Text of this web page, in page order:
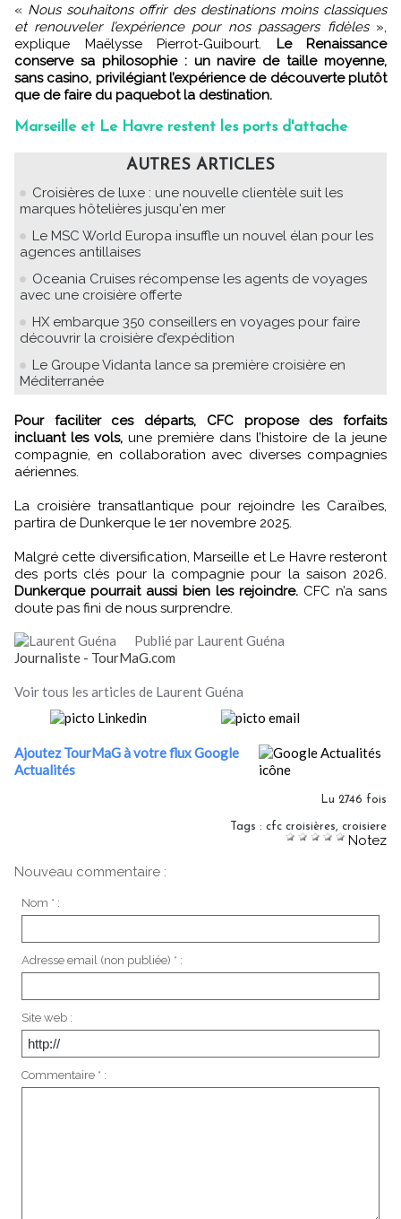
« Nous souhaitons offrir des destinations moins classiques
et renouveler l’expérience pour nos passagers fidèles»,
explique Maëlysse Pierrot-Guibourt. Le Renaissance
conserve sa philosophie : un navire de taille moyenne,
sans casino, privilégiant l’expérience de découverte plutôt
que de faire du paquebot la destination.
Marseille et Le Havre restent les ports d'attache
AUTRES ARTICLES
Croisières de luxe : une nouvelle clientèle suit les
marques hôtelières jusqu'en mer
Le MSC World Europa insuffle un nouvel élan pour les
agences antillaises
Oceania Cruises récompense les agents de voyages
avec une croisière offerte
HX embarque 350 conseillers en voyages pour faire
découvrir la croisière d’expédition
Le Groupe Vidanta lance sa première croisière en
Méditerranée
Pour faciliter ces départs, CFC propose des forfaits
incluant les vols, une première dans l’histoire de la jeune
compagnie, en collaboration avec diverses compagnies
aériennes.
La croisière transatlantique pour rejoindre les Caraïbes,
partira de Dunkerque le 1er novembre 2025.
Malgré cette diversification, Marseille et Le Havre resteront
des ports clés pour la compagnie pour la saison 2026.
Dunkerque pourrait aussi bien les rejoindre. CFC n’a sans
doute pas fini de nous surprendre.
Publié par Laurent Guéna
Journaliste - TourMaG.com
Voir tous les articles de Laurent Guéna
Ajoutez TourMaG à votre flux Google
Actualités
Lu 2746 fois
Tags : cfc croisières, croisiere
Notez
Nouveau commentaire :
Nom * :
Adresse email (non publiée) * :
Site web :
Commentaire * :